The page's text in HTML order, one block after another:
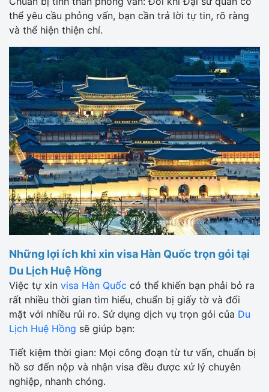
thể yêu cầu phỏng vấn, bạn cần trả lời tự tin, rõ ràng
và thể hiện thiện chí.
Những lợi ích khi xin visa Hàn Quốc trọn gói tại
Du Lịch Huệ Hồng
Việc tự xin visa Hàn Quốc có thể khiến bạn phải bỏ ra
rất nhiều thời gian tìm hiểu, chuẩn bị giấy tờ và đối
mặt với nhiều rủi ro. Sử dụng dịch vụ trọn gói của Du
Lịch Huệ Hồng sẽ giúp bạn:
Tiết kiệm thời gian: Mọi công đoạn từ tư vấn, chuẩn bị
hồ sơ đến nộp và nhận visa đều được xử lý chuyên
nghiệp, nhanh chóng.